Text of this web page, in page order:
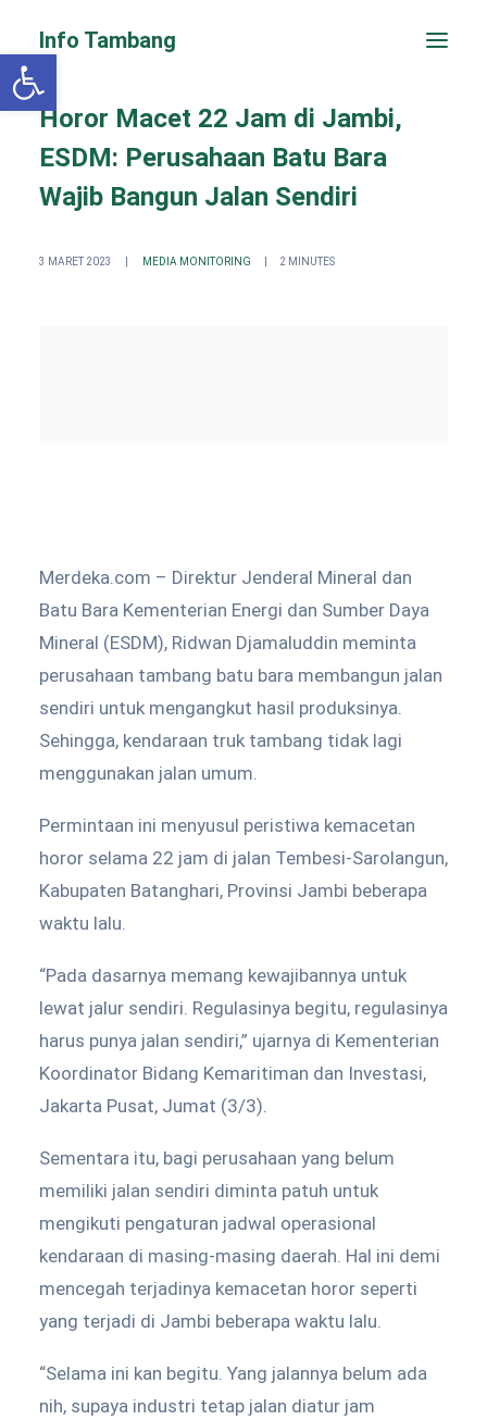
Info Tambang
Horor Macet 22 Jam di Jambi,
ESDM: Perusahaan Batu Bara
Wajib Bangun Jalan Sendiri
3 MARET 2023 MEDIA MONITORING 2 MINUTES
Merdeka.com – Direktur Jenderal Mineral dan
Batu Bara Kementerian Energi dan Sumber Daya
Mineral (ESDM), Ridwan Djamaluddin meminta
perusahaan tambang batu bara membangun jalan
sendiri untuk mengangkut hasil produksinya.
Sehingga, kendaraan truk tambang tidak lagi
menggunakan jalan umum.
Permintaan ini menyusul peristiwa kemacetan
horor selama 22 jam di jalan Tembesi-Sarolangun,
Kabupaten Batanghari, Provinsi Jambi beberapa
waktu lalu.
“Pada dasarnya memang kewajibannya untuk
lewat jalur sendiri. Regulasinya begitu, regulasinya
harus punya jalan sendiri,” ujarnya di Kementerian
Koordinator Bidang Kemaritiman dan Investasi,
Jakarta Pusat, Jumat (3/3).
Sementara itu, bagi perusahaan yang belum
memiliki jalan sendiri diminta patuh untuk
mengikuti pengaturan jadwal operasional
kendaraan di masing-masing daerah. Hal ini demi
mencegah terjadinya kemacetan horor seperti
yang terjadi di Jambi beberapa waktu lalu.
“Selama ini kan begitu. Yang jalannya belum ada
nih, supaya industri tetap jalan diatur jam
Open toolbar